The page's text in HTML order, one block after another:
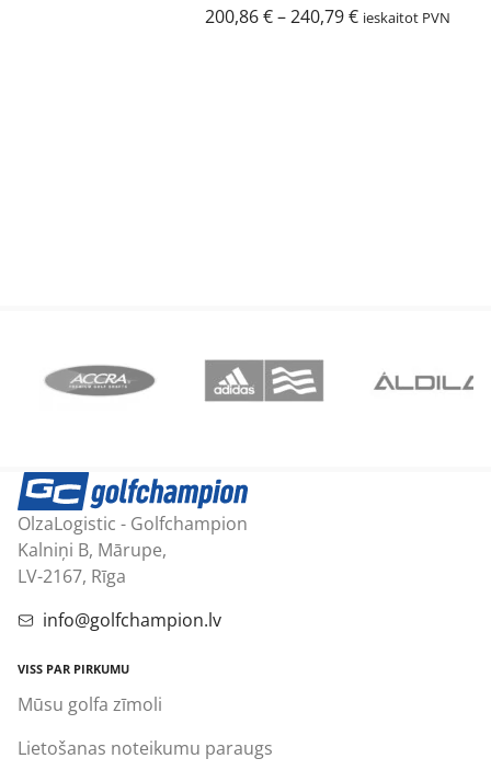
200,86€ – 240,79€Price
ieskaitot PVN
OlzaLogistic - Golfchampion
Kalniņi B, Mārupe,
LV-2167, Rīga
info@golfchampion.lv
VISS PAR PIRKUMU
Mūsu golfa zīmoli
Lietošanas noteikumu paraugs